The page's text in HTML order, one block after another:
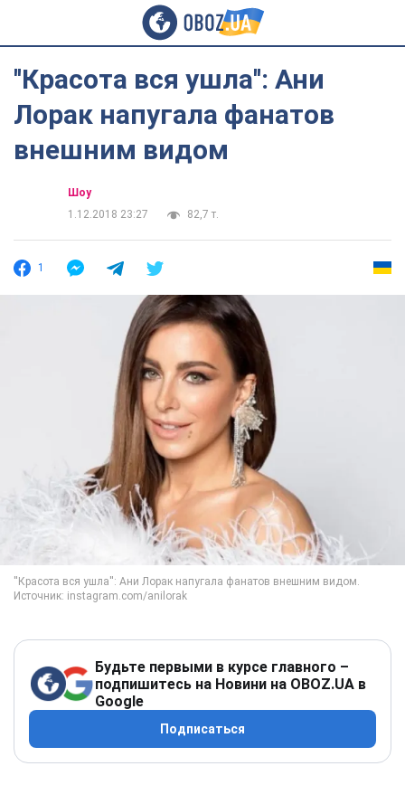
''Красота вся ушла'': Ани
Лорак напугала фанатов
внешним видом
Шоу
1.12.2018 23:27
82,7 т.
1
Будьте первыми в курсе главного –
подпишитесь на Новини на OBOZ.UA в
Google
Подписаться